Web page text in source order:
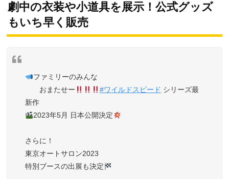
劇中の衣装や小道具を展示！公式グッズ
もいち早く販売
ファミリーのみんな
おまたせー
#ワイルドスピード シリーズ最
新作
2023年5月 日本公開決定
さらに！
東京オートサロン2023
特別ブースの出展も決定